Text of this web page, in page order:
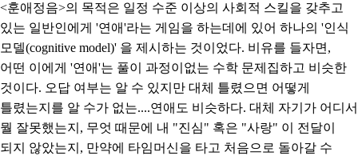
<훈애정음>의 목적은 일정 수준 이상의 사회적 스킬을 갖추고
있는 일반인에게 '연애'라는 게임을 하는데에 있어 하나의 '인식
모델(cognitive model)' 을 제시하는 것이었다. 비유를 들자면,
어떤 이에게 '연애'는 풀이 과정이없는 수학 문제집하고 비슷한
것이다. 오답 여부는 알 수 있지만 대체 틀렸으면 어떻게
틀렸는지를 알 수가 없는....연애도 비슷하다. 대체 자기가 어디서
뭘 잘못했는지, 무엇 때문에 내 "진심" 혹은 "사랑" 이 전달이
되지 않았는지, 만약에 타임머신을 타고 처음으로 돌아갈 수